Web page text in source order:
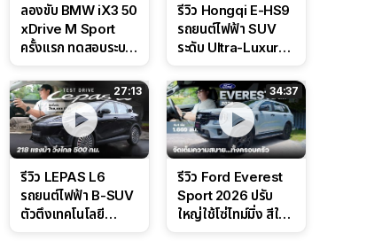
ลองขับ BMW iX3 50
xDrive M Sport
ครั้งแรก ทดสอบระบบ
Performance แบบ
จัดเต็มในสนาม
รีวิว Hongqi E-HS9
รถยนต์ไฟฟ้า SUV
ระดับ Ultra-Luxury
CDC นุ่มหนึบเหนือ
ระดับ
27:13
รีวิว LEPAS L6
รถยนต์ไฟฟ้า B-SUV
ตัวตึงเทคโนโลยี
34:37
รีวิว Ford Everest
Sport 2026 ปรับ
ใหญ่ใช้โซ่ไทม์มิ่ง สีใหม่